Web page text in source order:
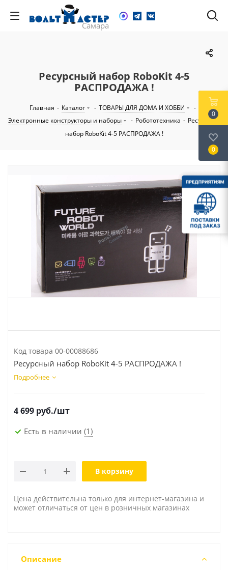
Ресурсный набор RoboKit 4-5
РАСПРОДАЖА !
Главная - Каталог - ТОВАРЫ ДЛЯ ДОМА И ХОББИ
-
Электронные конструкторы и наборы
- Робототехника - Ресурсный
набор RoboKit 4-5 РАСПРОДАЖА !
Код товара 00-00088686
Ресурсный набор RoboKit 4-5 РАСПРОДАЖА !
Подробнее
4 699 руб./шт
Есть в наличии (1)
В корзину
Цена действительна только для интернет-магазина и
может отличаться от цен в розничных магазинах
Описание
0
0